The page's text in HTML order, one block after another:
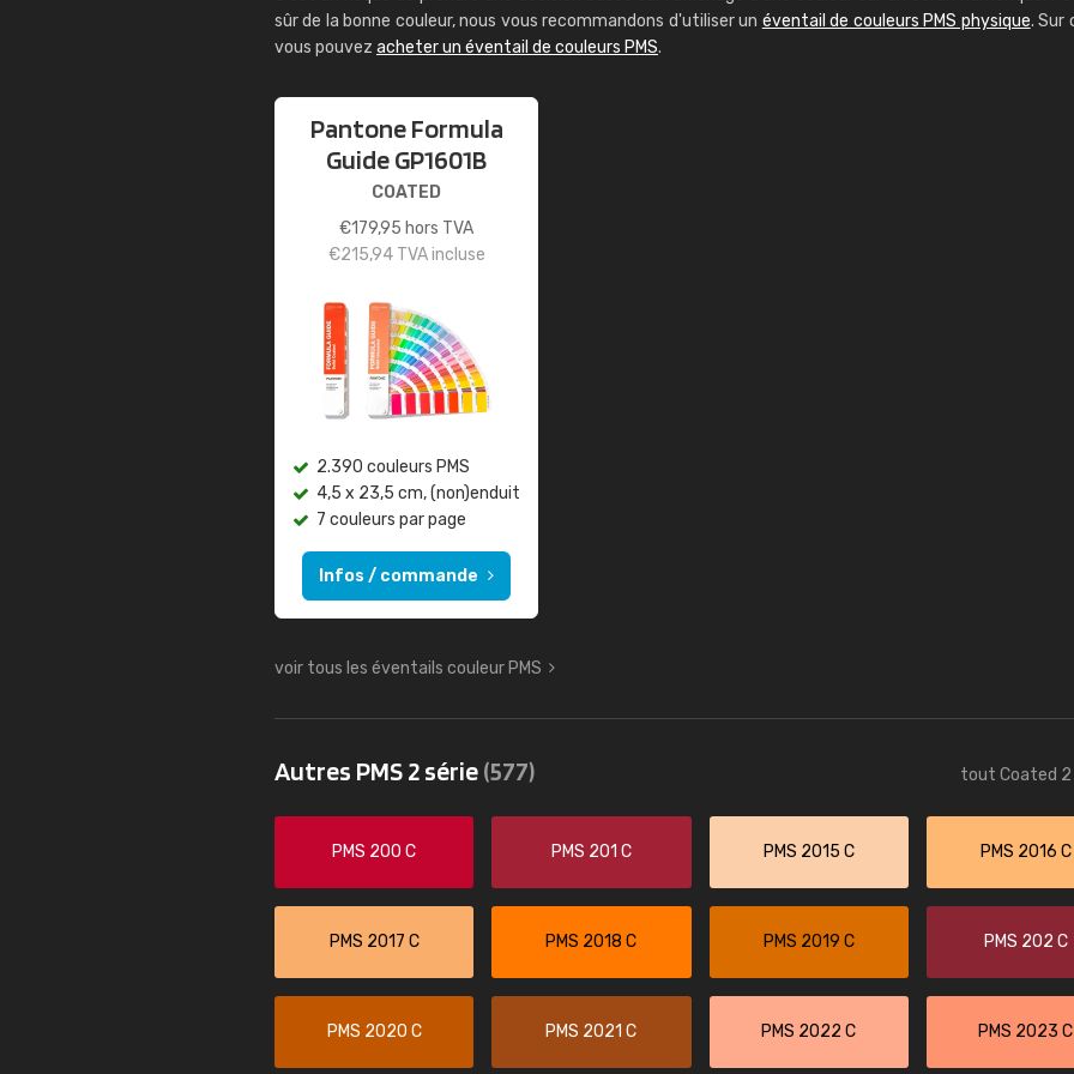
sûr de la bonne couleur, nous vous recommandons d'utiliser un éventail de couleurs PMS physique. Sur
vous pouvez acheter un éventail de couleurs PMS.
Pantone Formula
Guide GP1601B
COATED
€179,95 hors TVA
€215,94TVA incluse
2.390 couleurs PMS
4,5 x 23,5 cm, (non)enduit
7 couleurs par page
Infos / commande
voir tous les éventails couleur PMS
Autres PMS 2 série(577) tout Coated 2
PMS 200 C PMS 201 C PMS 2015 C PMS 2016 C
PMS 2017 C PMS 2018 C PMS 2019 C PMS 202 C
PMS 2020 C PMS 2021 C PMS 2022 C PMS 2023 C